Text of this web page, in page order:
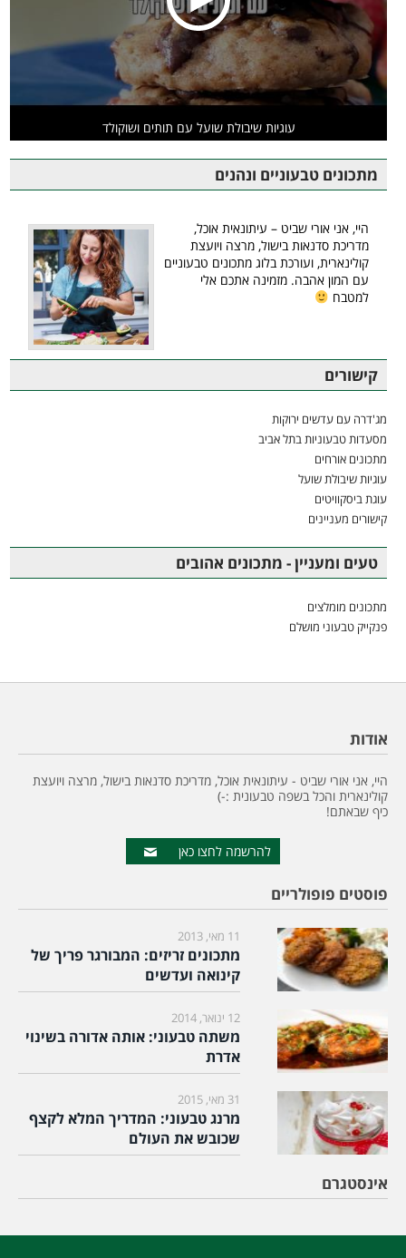
עוגיות שיבולת שועל עם תותים ושוקולד
מתכונים טבעוניים ונהנים
היי, אני אורי שביט – עיתונאית אוכל,
מדריכת סדנאות בישול, מרצה ויועצת
קולינארית, ועורכת בלוג מתכונים טבעוניים
עם המון אהבה. מזמינה אתכם אלי
למטבח
קישורים
מג'דרה עם עדשים ירוקות
מסעדות טבעוניות בתל אביב
מתכונים אורחים
עוגיות שיבולת שועל
עוגת ביסקוויטים
קישורים מעניינים
טעים ומעניין - מתכונים אהובים
מתכונים מומלצים
פנקייק טבעוני מושלם
אודות
היי, אני אורי שביט - עיתונאית אוכל, מדריכת סדנאות בישול, מרצה ויועצת
קולינארית והכל בשפה טבעונית :-)
כיף שבאתם!
להרשמה לחצו כאן
פוסטים פופולריים
11 מאי, 2013
מתכונים זריזים: המבורגר פריך של
קינואה ועדשים
12 ינואר, 2014
משתה טבעוני: אותה אדורה בשינוי
אדרת
31 מאי, 2015
מרנג טבעוני: המדריך המלא לקצף
שכובש את העולם
אינסטגרם